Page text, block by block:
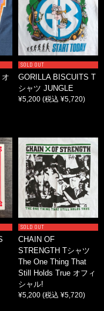
SOLD OUT
GORILLA BISCUITS T
シャツ JUNGLE
¥5,200 (税込 ¥5,720)
SOLD OUT
CHAIN OF
STRENGTH Tシャツ
The One Thing That
Still Holds True オフィ
シャル!
¥5,200 (税込 ¥5,720)